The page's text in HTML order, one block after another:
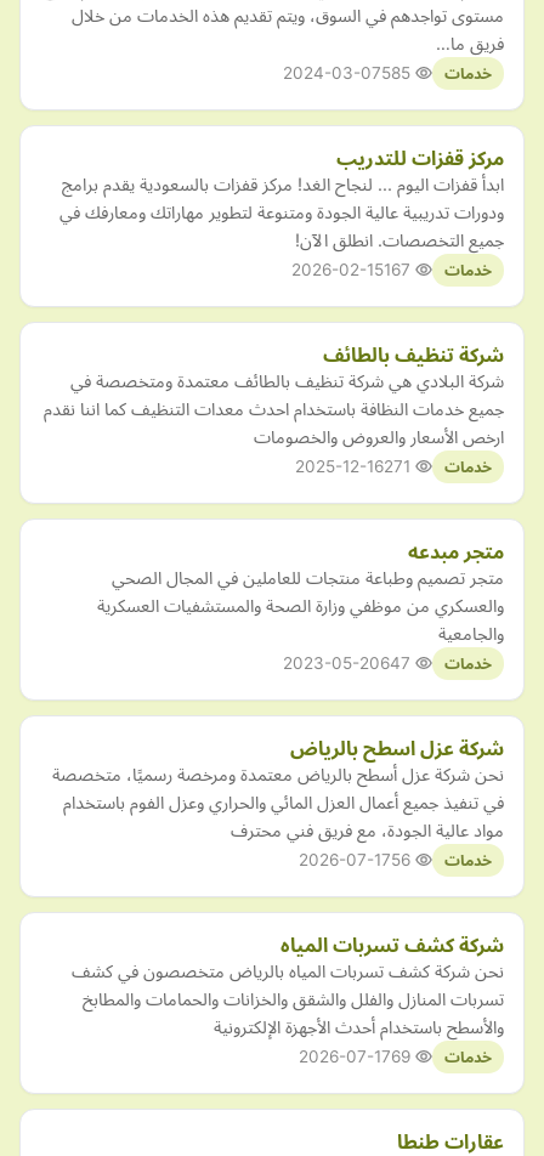
مستوى تواجدهم في السوق، ويتم تقديم هذه الخدمات من خلال
فريق ما…
خدمات 2024-03-07
مركز قفزات للتدريب
ابدأ قفزات اليوم ... لنجاح الغد! مركز قفزات بالسعودية يقدم برامج
ودورات تدريبية عالية الجودة ومتنوعة لتطوير مهاراتك ومعارفك في
جميع التخصصات. انطلق الآن!
خدمات 2026-02-15
شركة تنظيف بالطائف
شركة البلادي هي شركة تنظيف بالطائف معتمدة ومتخصصة في
جميع خدمات النظافة باستخدام احدث معدات التنظيف كما اننا نقدم
ارخص الأسعار والعروض والخصومات
خدمات 2025-12-16
متجر مبدعه
متجر تصميم وطباعة منتجات للعاملين في المجال الصحي
والعسكري من موظفي وزارة الصحة والمستشفيات العسكرية
والجامعية
خدمات 2023-05-20
شركة عزل اسطح بالرياض
نحن شركة عزل أسطح بالرياض معتمدة ومرخصة رسميًا، متخصصة
في تنفيذ جميع أعمال العزل المائي والحراري وعزل الفوم باستخدام
مواد عالية الجودة، مع فريق فني محترف
خدمات 2026-07-17
شركة كشف تسربات المياه
نحن شركة كشف تسربات المياه بالرياض متخصصون في كشف
تسربات المنازل والفلل والشقق والخزانات والحمامات والمطابخ
والأسطح باستخدام أحدث الأجهزة الإلكترونية
خدمات 2026-07-17
عقارات طنطا